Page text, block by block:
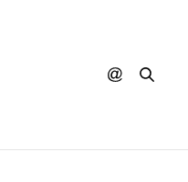
SACO & MAURITS BEELEN -